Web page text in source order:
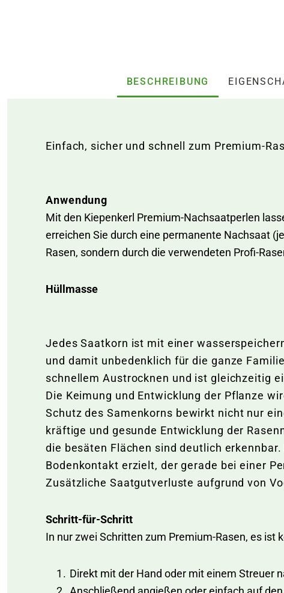
BESCHREIBUNG
Einfach, sicher und schnell zum Premium-
Anwendung
Mit den Kiepenkerl Premium-Nachsaatperlen
erreichen Sie durch eine permanente Nachsaat
Rasen, sondern durch die verwendeten Profi-
Hüllmasse
Jedes Saatkorn ist mit einer
und damit unbedenklich für die ganze
schnellem Austrocknen und ist gleichzeitig
Die Keimung und Entwicklung der Pflanze
Schutz des Samenkorns bewirkt nicht nur
kräftige und gesunde Entwicklung der
die besäten Flächen sind deutlich
Bodenkontakt erzielt, der gerade bei einer
Zusätzliche Saatgutverluste aufgrund von
Schritt-für-Schritt
In nur zwei Schritten zum Premium-Rasen, es ist
Direkt mit der Hand oder mit einem Streuer